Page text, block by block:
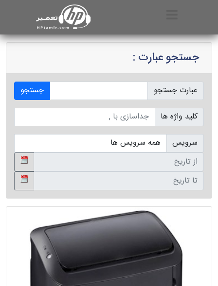
جستجو عبارت :
عبارت جستجو
جستجو
کلید واژه ها
سرویس